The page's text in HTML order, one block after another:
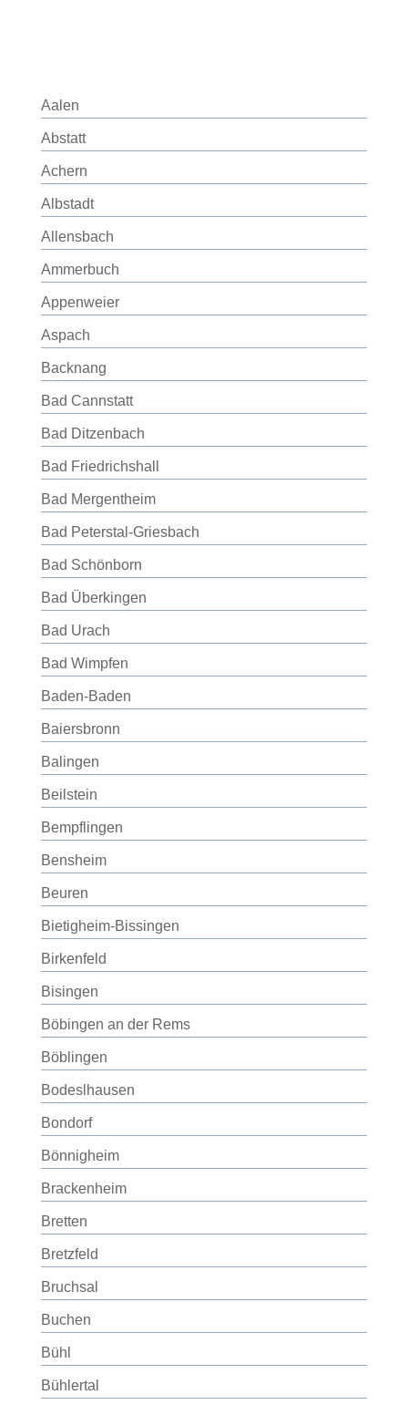
Aalen
Abstatt
Achern
Albstadt
Allensbach
Ammerbuch
Appenweier
Aspach
Backnang
Bad Cannstatt
Bad Ditzenbach
Bad Friedrichshall
Bad Mergentheim
Bad Peterstal-Griesbach
Bad Schönborn
Bad Überkingen
Bad Urach
Bad Wimpfen
Baden-Baden
Baiersbronn
Balingen
Beilstein
Bempflingen
Bensheim
Beuren
Bietigheim-Bissingen
Birkenfeld
Bisingen
Böbingen an der Rems
Böblingen
Bodeslhausen
Bondorf
Bönnigheim
Brackenheim
Bretten
Bretzfeld
Bruchsal
Buchen
Bühl
Bühlertal